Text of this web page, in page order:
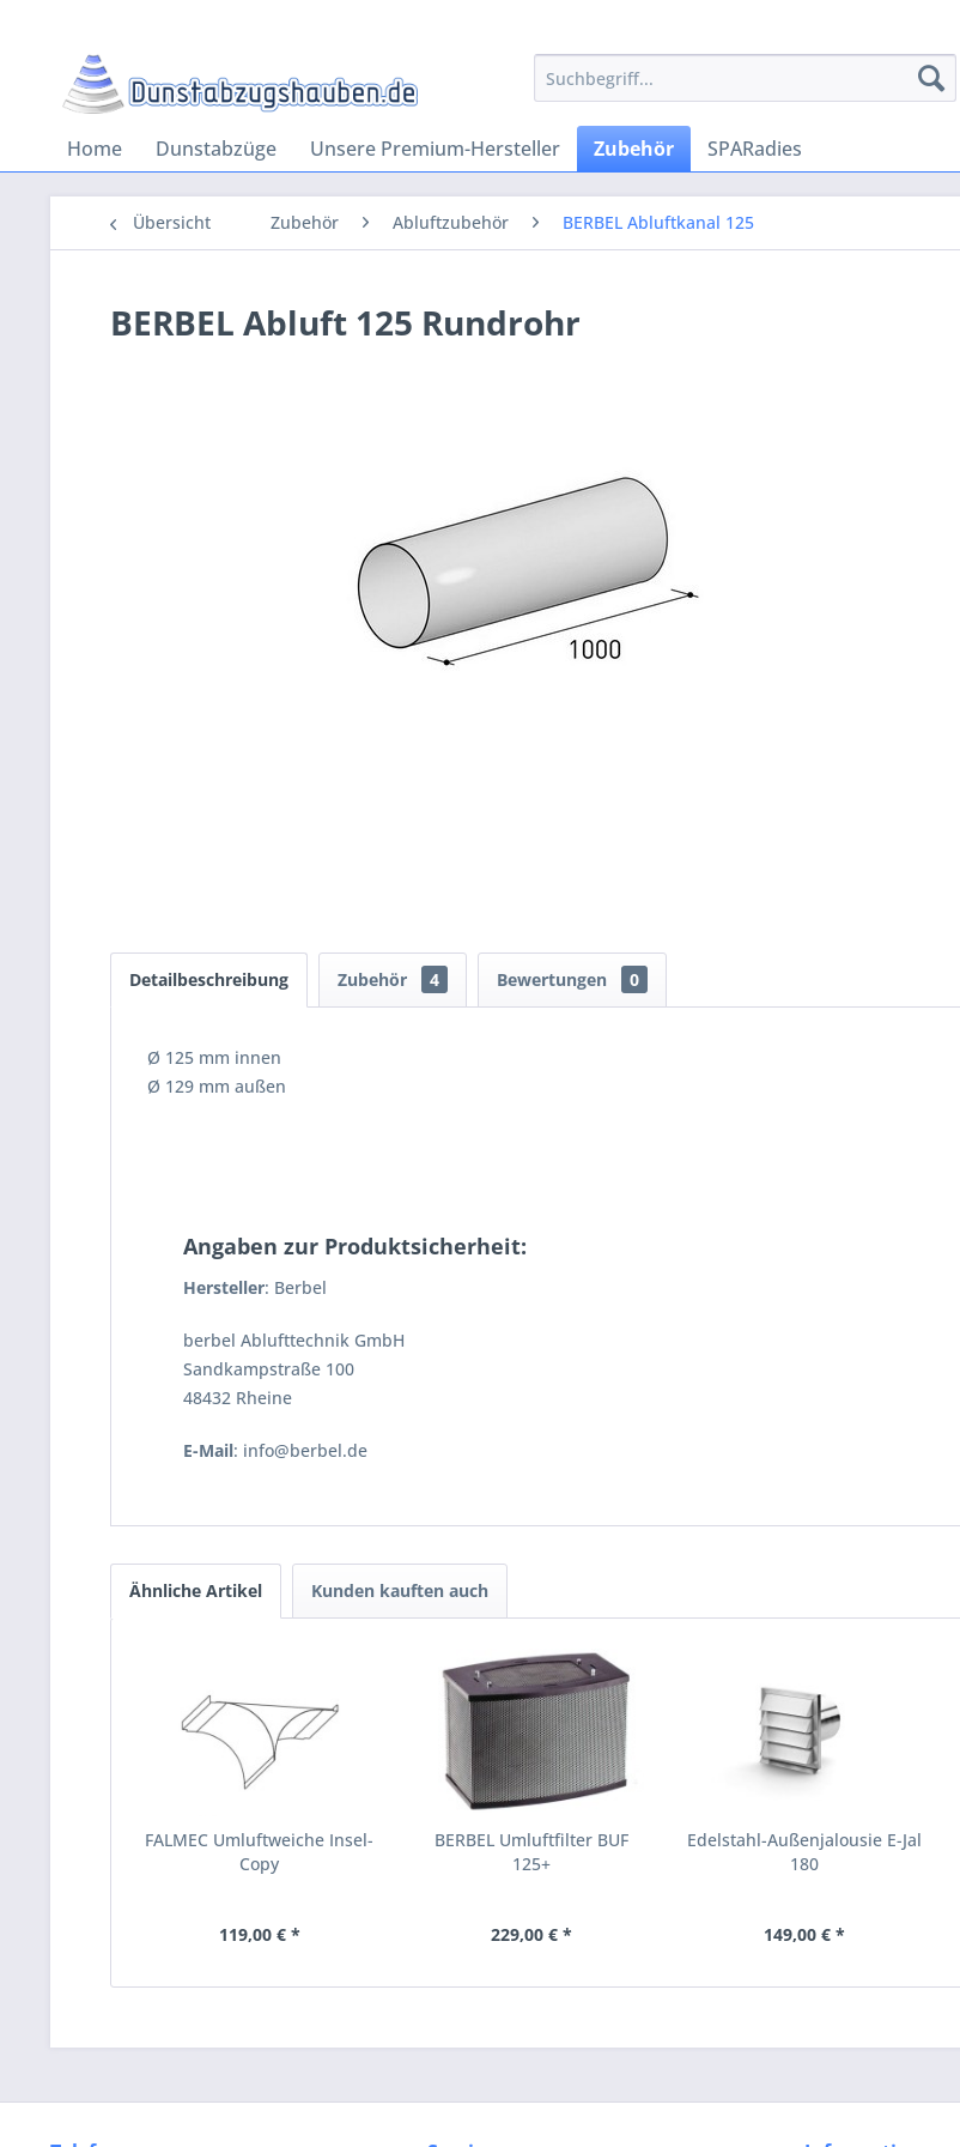
Home Dunstabzüge Unsere Premium-Hersteller Zubehör SPARadies
Übersicht Zubehör Abluftzubehör BERBEL Abluftkanal 125
BERBEL Abluft 125 Rundrohr
Detailbeschreibung Zubehör 4 Bewertungen 0
Ø 125 mm innen
Ø 129 mm außen
Angaben zur Produktsicherheit:
Hersteller: Berbel
berbel Ablufttechnik GmbH
Sandkampstraße 100
48432 Rheine
E-Mail: info@berbel.de
Ähnliche Artikel Kunden kauften auch
FALMEC Umluftweiche Insel-
Copy
119,00 € *
BERBEL Umluftfilter BUF
125+
229,00 € *
Edelstahl-Außenjalousie E-Jal
180
149,00 € *